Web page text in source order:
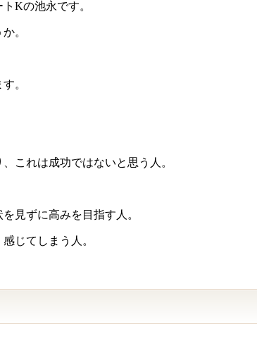
Kの池永です。
。
。
これは成功ではないと思う人。
見ずに高みを目指す人。
じてしまう人。